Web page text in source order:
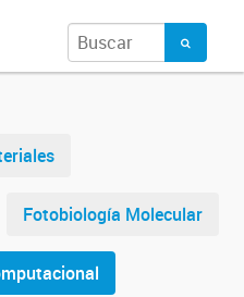
Fotobiología Molecular